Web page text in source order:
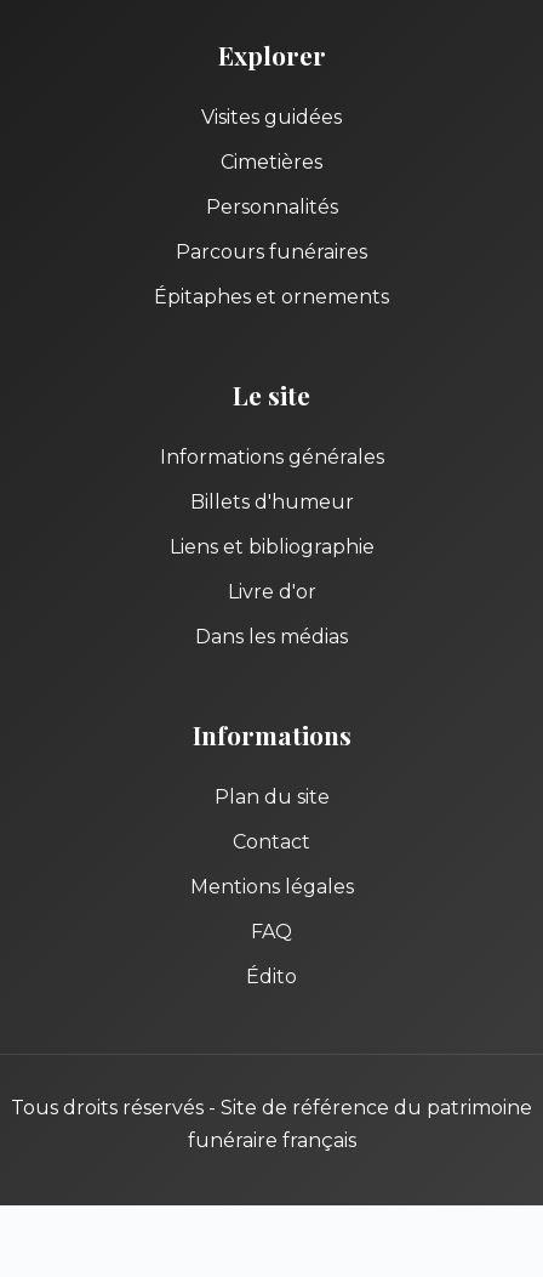
Explorer
Visites guidées
Cimetières
Personnalités
Parcours funéraires
Épitaphes et ornements
Le site
Informations générales
Billets d'humeur
Liens et bibliographie
Livre d'or
Dans les médias
Informations
Plan du site
Contact
Mentions légales
FAQ
Édito
Tous droits réservés - Site de référence du patrimoine
funéraire français